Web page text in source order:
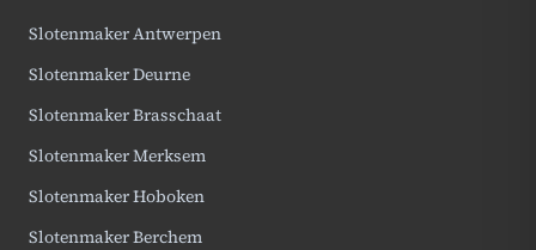
Slotenmaker Antwerpen
Slotenmaker Deurne
Slotenmaker Brasschaat
Slotenmaker Merksem
Slotenmaker Hoboken
Slotenmaker Berchem